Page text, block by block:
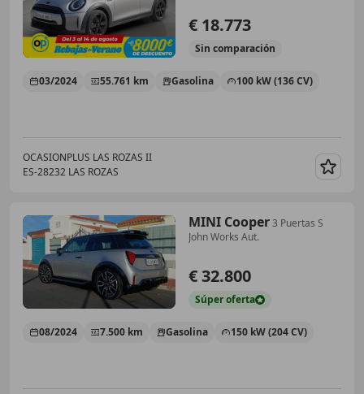
€ 18.773
Sin comparación
03/2024 55.761 km Gasolina 100 kW (136 CV)
OCASIONPLUS LAS ROZAS II
ES-28232 LAS ROZAS
MINI Cooper3 Puertas S
John Works Aut.
€ 32.800
Súperoferta
08/2024 7.500 km Gasolina 150 kW (204 CV)